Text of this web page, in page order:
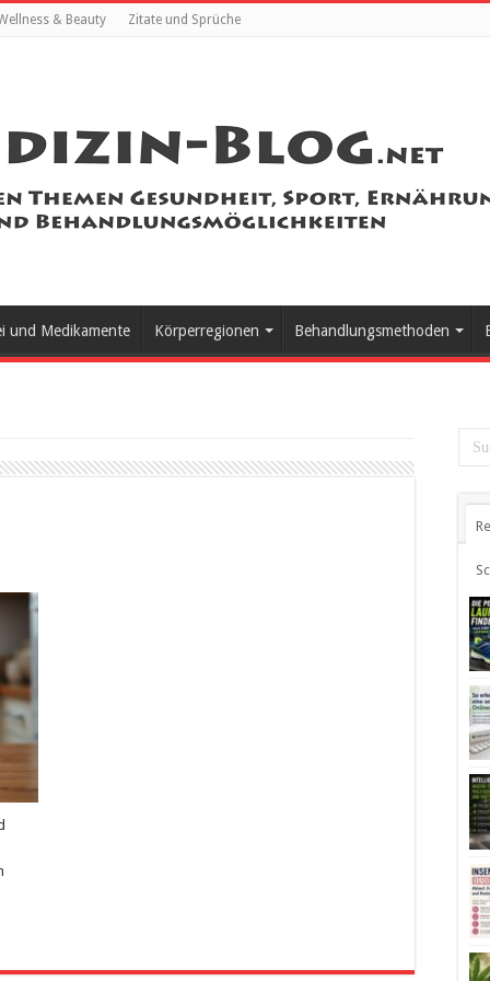
& Beauty Zitate und Sprüche
und Medikamente Körperregionen Behandlungsmethoden